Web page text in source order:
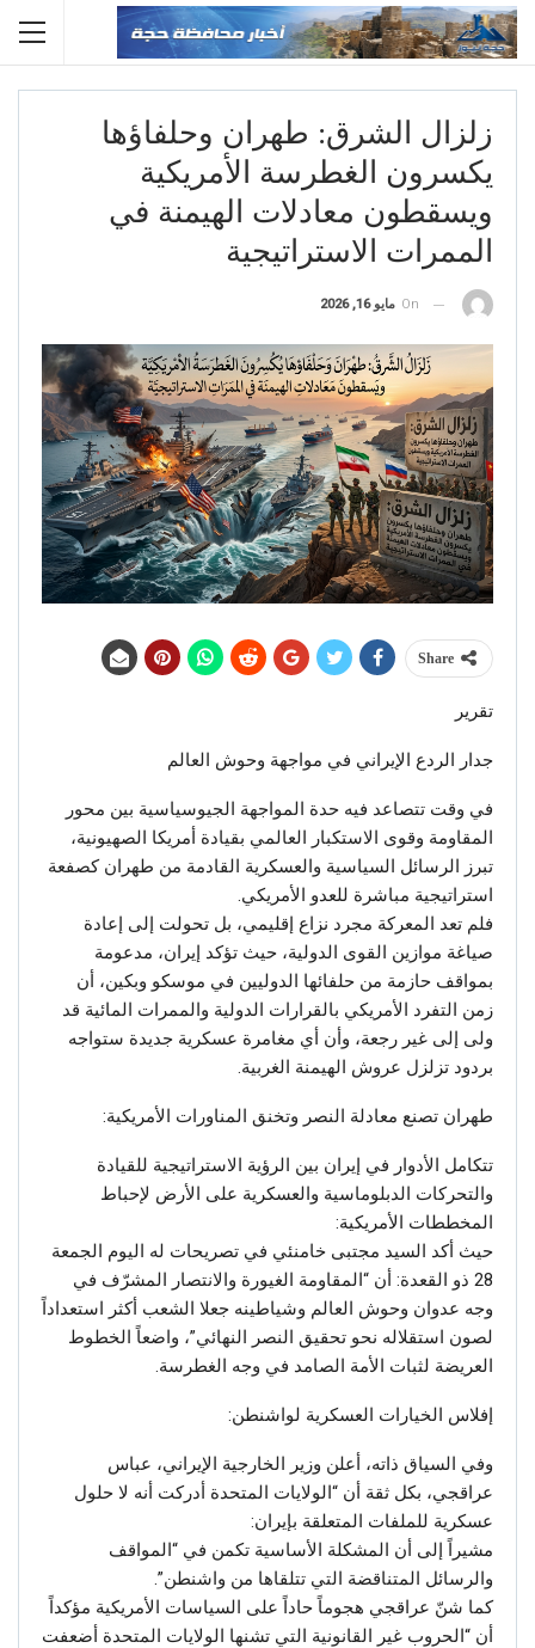
زلزال الشرق: طهران وحلفاؤها
يكسرون الغطرسة الأمريكية
ويسقطون معادلات الهيمنة في
الممرات الاستراتيجية
On مايو 16, 2026
Share
تقرير
جدار الردع الإيراني في مواجهة وحوش العالم
في وقت تتصاعد فيه حدة المواجهة الجيوسياسية بين محور
المقاومة وقوى الاستكبار العالمي بقيادة أمريكا الصهيونية،
تبرز الرسائل السياسية والعسكرية القادمة من طهران كصفعة
استراتيجية مباشرة للعدو الأمريكي.
فلم تعد المعركة مجرد نزاع إقليمي، بل تحولت إلى إعادة
صياغة موازين القوى الدولية، حيث تؤكد إيران، مدعومة
بمواقف حازمة من حلفائها الدوليين في موسكو وبكين، أن
زمن التفرد الأمريكي بالقرارات الدولية والممرات المائية قد
ولى إلى غير رجعة، وأن أي مغامرة عسكرية جديدة ستواجه
بردود تزلزل عروش الهيمنة الغربية.
طهران تصنع معادلة النصر وتخنق المناورات الأمريكية:
تتكامل الأدوار في إيران بين الرؤية الاستراتيجية للقيادة
والتحركات الدبلوماسية والعسكرية على الأرض لإحباط
المخططات الأمريكية:
حيث أكد السيد مجتبى خامنئي في تصريحات له اليوم الجمعة
28 ذو القعدة: أن “المقاومة الغيورة والانتصار المشرّف في
وجه عدوان وحوش العالم وشياطينه جعلا الشعب أكثر استعداداً
لصون استقلاله نحو تحقيق النصر النهائي”، واضعاً الخطوط
العريضة لثبات الأمة الصامد في وجه الغطرسة.
إفلاس الخيارات العسكرية لواشنطن:
وفي السياق ذاته، أعلن وزير الخارجية الإيراني، عباس
عراقجي، بكل ثقة أن “الولايات المتحدة أدركت أنه لا حلول
عسكرية للملفات المتعلقة بإيران:
مشيراً إلى أن المشكلة الأساسية تكمن في “المواقف
والرسائل المتناقضة التي تتلقاها من واشنطن”.
كما شنّ عراقجي هجوماً حاداً على السياسات الأمريكية مؤكداً
أن “الحروب غير القانونية التي تشنها الولايات المتحدة أضعفت